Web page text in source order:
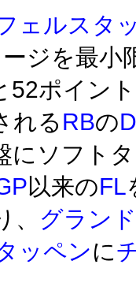
ェルスタ
ジを最小
52ポイン
れる RBの
にソフト
以来のFL
グラン
ッペンに